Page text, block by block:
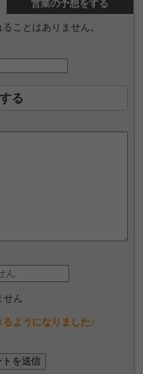
営業の予想をする
ことはありません。
る
せん
ようになりました♪